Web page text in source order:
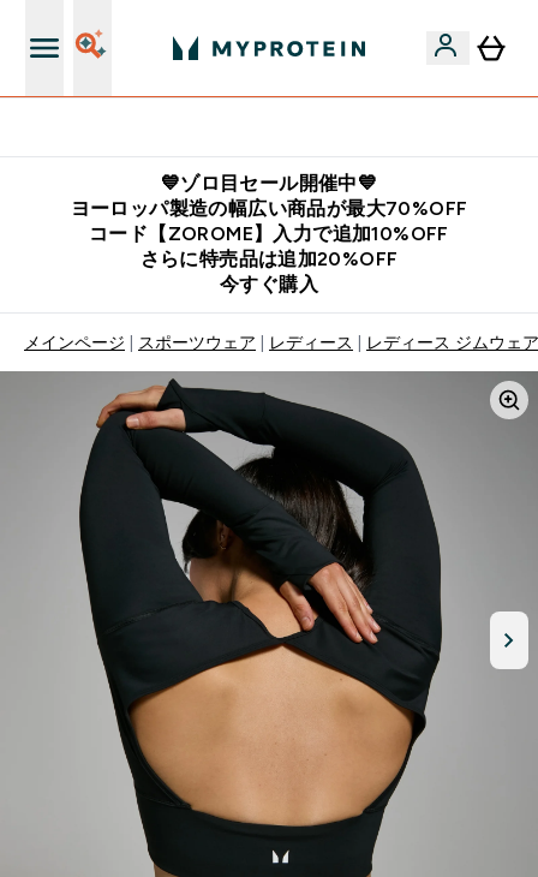
💙ゾロ目セール開催中💙
ヨーロッパ製造の幅広い商品が最大70%OFF
コード【ZOROME】入力で追加10%OFF
さらに特売品は追加20%OFF
今すぐ購入
メインページ スポーツウェア レディース レディース ジムウェ